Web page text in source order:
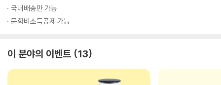
국내배송만 가능
문화비소득공제 가능
이 분야의 이벤트 13